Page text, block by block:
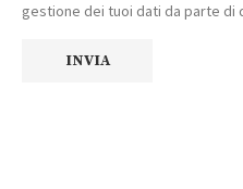
gestione dei tuoi dati da parte di